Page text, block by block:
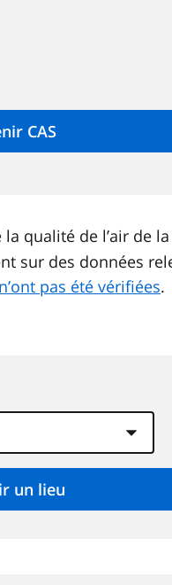
qualité de l’air de la
sur des données
n’ont pas été vérifiées.